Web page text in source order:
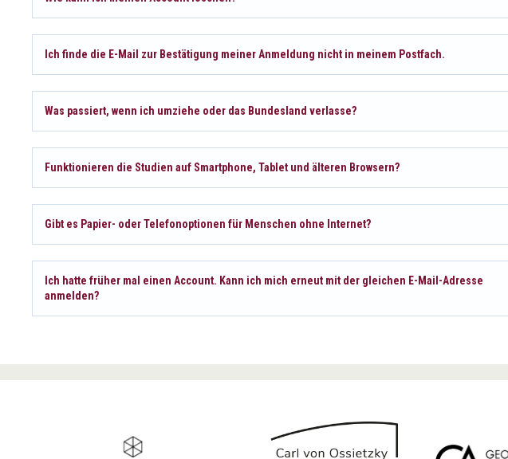
Ich finde die E-Mail zur Bestätigung meiner Anmeldung nicht in meinem Postfach.
Was passiert, wenn ich umziehe oder das Bundesland verlasse?
Funktionieren die Studien auf Smartphone, Tablet und älteren Browsern?
Gibt es Papier- oder Telefonoptionen für Menschen ohne Internet?
Ich hatte früher mal einen Account. Kann ich mich erneut mit der gleichen E-Mail-Adresse
anmelden?